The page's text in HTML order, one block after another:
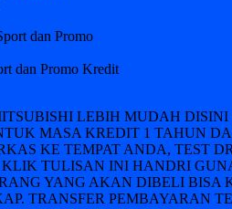
dan Promo Kredit
LEBIH MUDAH
MASA KREDIT 1 TAHUN
KE TEMPAT ANDA, TEST
TULISAN INI HANDRI
YANG AKAN DIBELI BISA
TRANSFER PEMBAYARAN